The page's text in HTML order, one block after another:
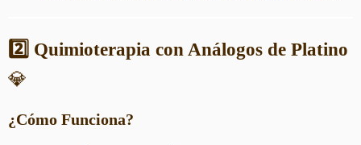
2️⃣ Quimioterapia con Análogos de Platino
💎
¿Cómo Funciona?